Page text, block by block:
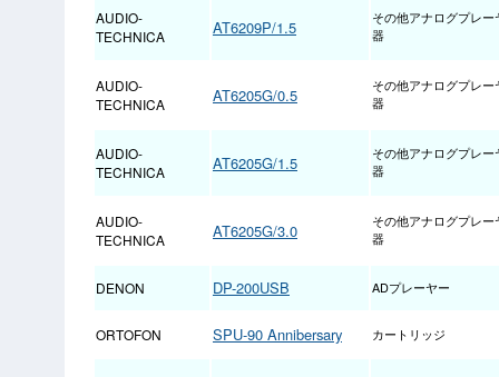
AUDIO-
TECHNICA
AT6209P/1.5
その他アナログプレー
器
AUDIO-
TECHNICA
AT6205G/0.5
その他アナログプレー
器
AUDIO-
TECHNICA
AT6205G/1.5
その他アナログプレー
器
AUDIO-
TECHNICA
AT6205G/3.0
その他アナログプレー
器
DENON DP-200USB ADプレーヤー
ORTOFON SPU-90 Annibersary カートリッジ